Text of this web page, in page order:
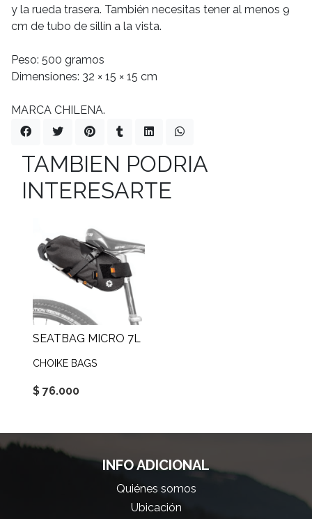
y la rueda trasera. También necesitas tener al menos 9
cm de tubo de sillín a la vista.
Peso: 500 gramos
Dimensiones: 32 × 15 × 15 cm
MARCA CHILENA.
TAMBIEN PODRIA
INTERESARTE
SEATBAG MICRO 7L
CHOIKE BAGS
$ 76.000
INFO ADICIONAL
Quiénes somos
Ubicación